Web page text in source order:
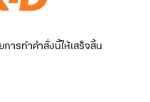
ารทำคำสั่งนี้ให้เสร็จสิ้น